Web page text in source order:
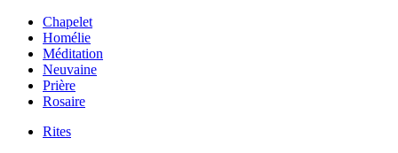
Chapelet
Homélie
Méditation
Neuvaine
Prière
Rosaire
Rites